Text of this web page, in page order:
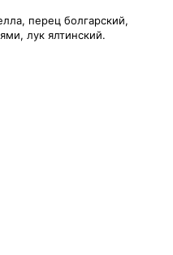
перец болгарский,
лук ялтинский.